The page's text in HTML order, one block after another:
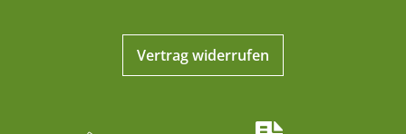
Vertrag widerrufen